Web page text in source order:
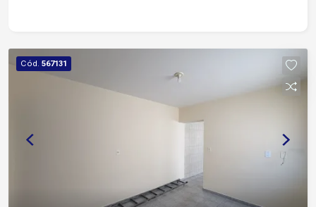
deslocamento para outras regiões de Sorocaba
Agende agora mesmo sua visita!
Cód. 567131